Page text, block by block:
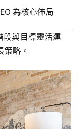
為核心佈局
段與目標靈活運
策略。